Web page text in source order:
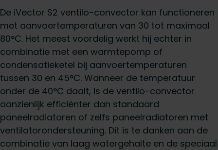
De iVector S2 ventilo-convector kan functioneren
met aanvoertemperaturen van 30 tot maximaal
80°C. Het meest voordelig werkt hij echter in
combinatie met een warmtepomp of
condensatieketel bij aanvoertemperaturen
tussen 30 en 45°C. Wanneer de temperatuur
onder de 40°C daalt, is de ventilo-convector
aanzienlijk efficiënter dan standaard
paneelradiatoren of zelfs paneelradiatoren met
ventilatorondersteuning. Dit is te danken aan de
combinatie van laag watergehalte en de speciaal